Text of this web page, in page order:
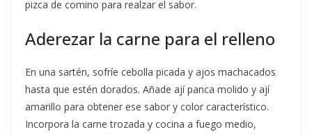
pizca de comino para realzar el sabor.
Aderezar la carne para el relleno
En una sartén, sofríe cebolla picada y ajos machacados
hasta que estén dorados. Añade ají panca molido y ají
amarillo para obtener ese sabor y color característico.
Incorpora la carne trozada y cocina a fuego medio,